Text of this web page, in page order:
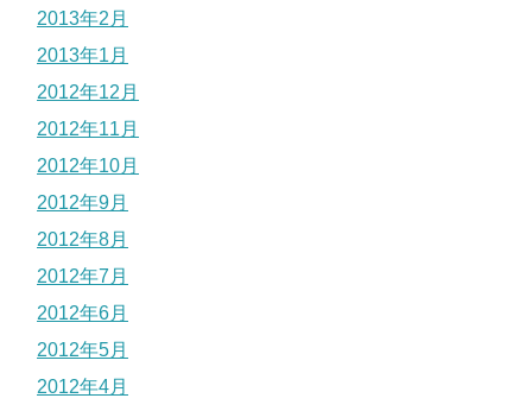
2013年2月
2013年1月
2012年12月
2012年11月
2012年10月
2012年9月
2012年8月
2012年7月
2012年6月
2012年5月
2012年4月